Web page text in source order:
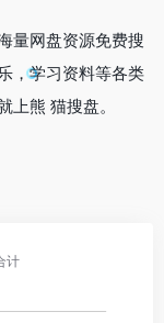
量网盘资源免费搜
，学习资料等各类
熊 猫搜盘。